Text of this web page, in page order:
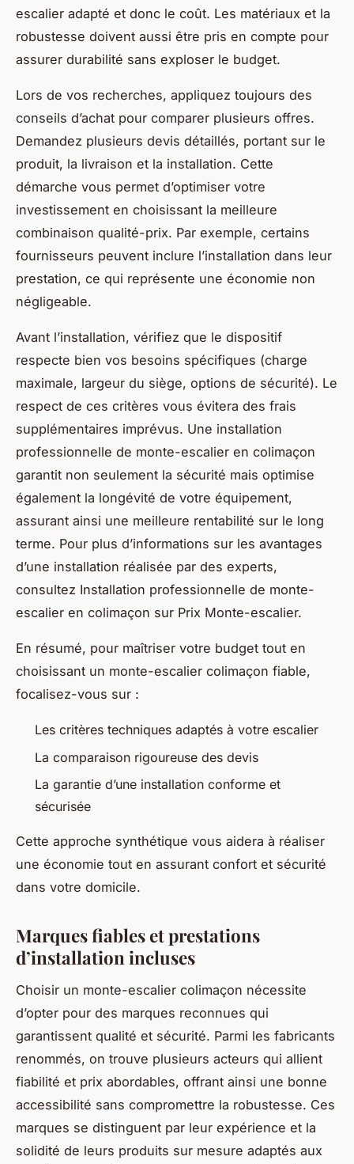
escalier adapté et donc le coût. Les matériaux et la
robustesse doivent aussi être pris en compte pour
assurer durabilité sans exploser le budget.
Lors de vos recherches, appliquez toujours des
conseils d’achat pour comparer plusieurs offres.
Demandez plusieurs devis détaillés, portant sur le
produit, la livraison et la installation. Cette
démarche vous permet d’optimiser votre
investissement en choisissant la meilleure
combinaison qualité-prix. Par exemple, certains
fournisseurs peuvent inclure l’installation dans leur
prestation, ce qui représente une économie non
négligeable.
Avant l’installation, vérifiez que le dispositif
respecte bien vos besoins spécifiques (charge
maximale, largeur du siège, options de sécurité). Le
respect de ces critères vous évitera des frais
supplémentaires imprévus. Une installation
professionnelle de monte-escalier en colimaçon
garantit non seulement la sécurité mais optimise
également la longévité de votre équipement,
assurant ainsi une meilleure rentabilité sur le long
terme. Pour plus d’informations sur les avantages
d’une installation réalisée par des experts,
consultez Installation professionnelle de monte-
escalier en colimaçon sur Prix Monte-escalier.
En résumé, pour maîtriser votre budget tout en
choisissant un monte-escalier colimaçon fiable,
focalisez-vous sur :
Les critères techniques adaptés à votre escalier
La comparaison rigoureuse des devis
La garantie d’une installation conforme et
sécurisée
Cette approche synthétique vous aidera à réaliser
une économie tout en assurant confort et sécurité
dans votre domicile.
Marques fiables et prestations
d’installation incluses
Choisir un monte-escalier colimaçon nécessite
d’opter pour des marques reconnues qui
garantissent qualité et sécurité. Parmi les fabricants
renommés, on trouve plusieurs acteurs qui allient
fiabilité et prix abordables, offrant ainsi une bonne
accessibilité sans compromettre la robustesse. Ces
marques se distinguent par leur expérience et la
solidité de leurs produits sur mesure adaptés aux